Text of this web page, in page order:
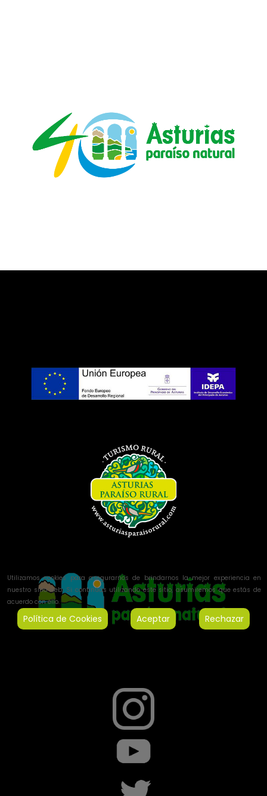
Utilizamos cookies para asegurarnos de brindarnos la mejor experiencia en
nuestro sitio web. Si continúas utilizando este sitio, asumiremos que estás de
acuerdo con ello.
Política de Cookies Aceptar Rechazar